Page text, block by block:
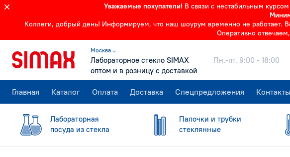
Уважаемые покупатели! В связи с нестабильным
Коллеги, добрый день! Информируем, что наш шоурум временно не работает.
Оперативно
Москва ⌵
Лабораторное стекло SIMAX
оптом и в розницу с доставкой
Пн.-пт. 9:00 - 18:00
Главная Каталог Оплата Доставка Спецпредложения Контакты
Лабораторная
посуда из стекла
Палочки и трубки
стеклянные